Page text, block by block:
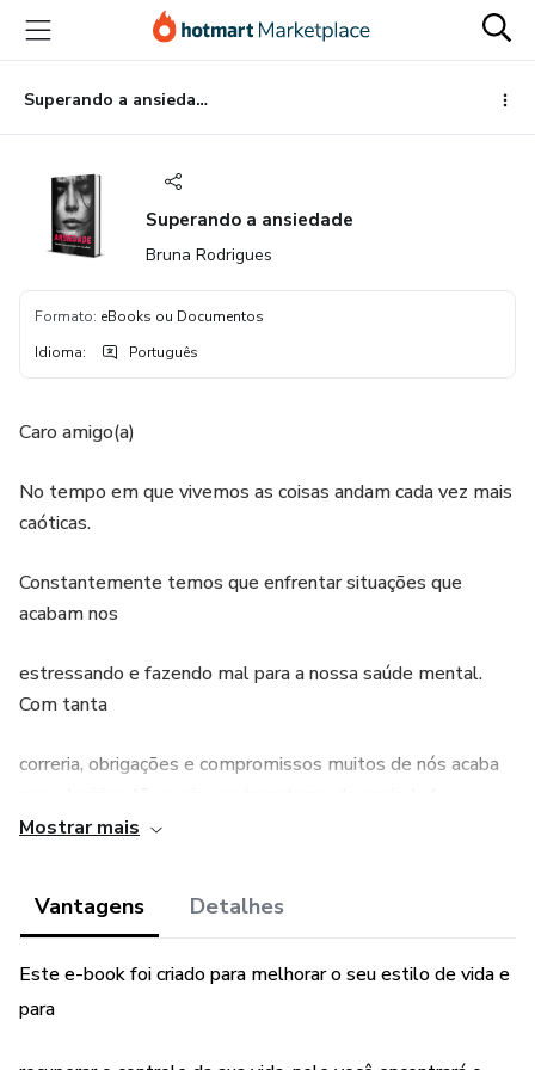
para
conteúdo
principal
para
pagamento
para
rodapé
Superando a ansiedade
Superando a ansiedade
Bruna Rodrigues
Formato: eBooks ou Documentos
Idioma: Português
Caro amigo(a)
No tempo em que vivemos as coisas andam cada vez mais
caóticas.
Constantemente temos que enfrentar situações que
acabam nos
estressando e fazendo mal para a nossa saúde mental.
Com tanta
correria, obrigações e compromissos muitos de nós acaba
submetidos a uma grande variedade de situações de
estresse como:
Mostrar mais
Vantagens Detalhes
Este e-book foi criado para melhorar o seu estilo de vida e
para